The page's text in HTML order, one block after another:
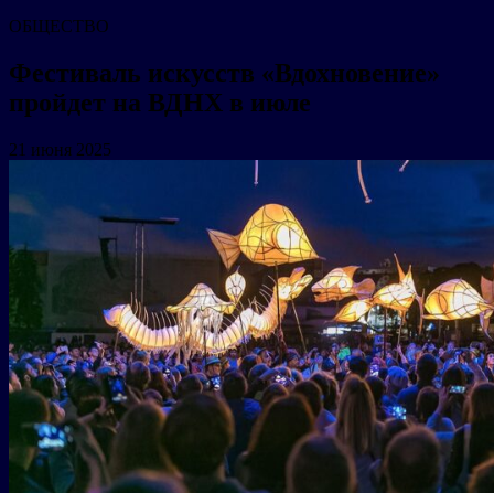
ОБЩЕСТВО
Фестиваль искусств «Вдохновение»
пройдет на ВДНХ в июле
21 июня 2025